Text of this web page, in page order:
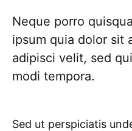
Neque porro
ipsum quia dolor sit
adipisci velit, sed
modi tempora.
Sed ut perspiciatis